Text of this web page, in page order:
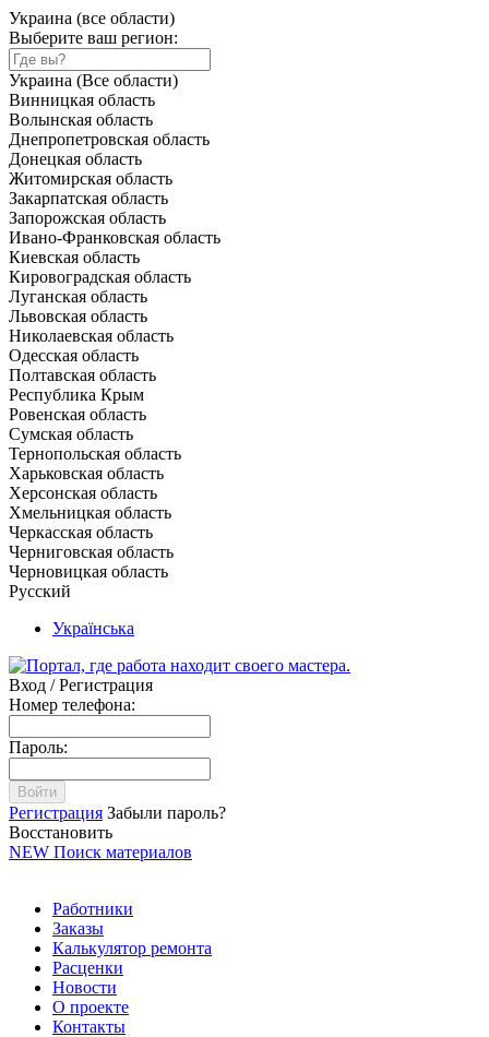
Украина (все области)
Выберите ваш регион:
Украина (Все области)
Винницкая область
Волынская область
Днепропетровская область
Донецкая область
Житомирская область
Закарпатская область
Запорожская область
Ивано-Франковская область
Киевская область
Кировоградская область
Луганская область
Львовская область
Николаевская область
Одесская область
Полтавская область
Республика Крым
Ровенская область
Сумская область
Тернопольская область
Харьковская область
Херсонская область
Хмельницкая область
Черкасская область
Черниговская область
Черновицкая область
Русский
Українська
Вход / Регистрация
Номер телефона:
Пароль:
Войти
Регистрация Забыли пароль?
Восстановить
NEW Поиск материалов
Работники
Заказы
Калькулятор ремонта
Расценки
Новости
О проекте
Контакты